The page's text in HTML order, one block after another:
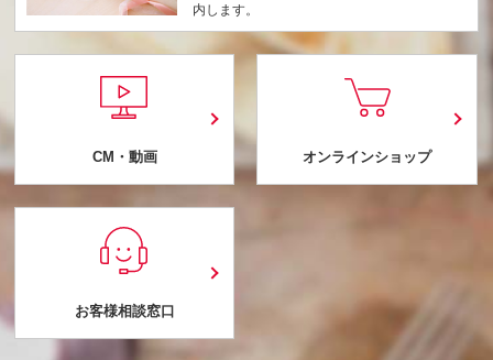
内します。
CM・動画 オンラインショップ
お客様相談窓口